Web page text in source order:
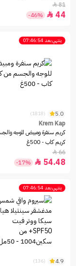
81

44

-46%
ينتهي بعد 07:46:54
5.0
(1818)
Krem Kap
كريم سنفرة ومبيض للوجه
كريم كاب - 500غ
66

54.48

-17%
ينتهي بعد 07:46:54
4.9
(136)